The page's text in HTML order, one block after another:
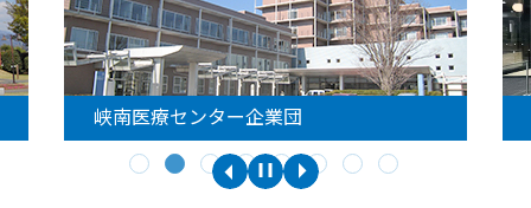
峡南医療センター企業団